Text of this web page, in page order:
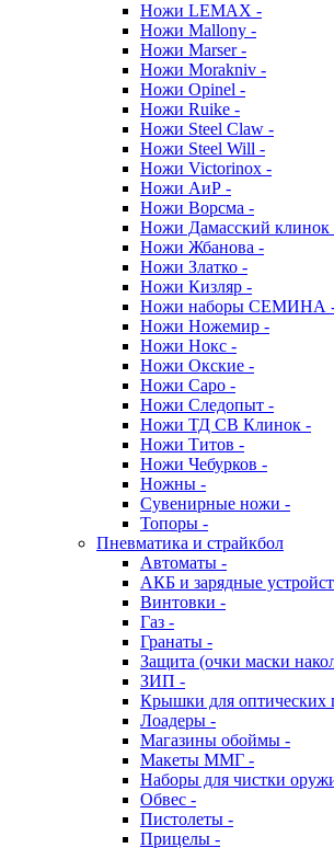
Ножи LEMAX -
Ножи Mallony -
Ножи Marser -
Ножи Morakniv -
Ножи Opinel -
Ножи Ruike -
Ножи Steel Claw -
Ножи Steel Will -
Ножи Victorinox -
Ножи АиР -
Ножи Ворсма -
Ножи Дамасский клинок
Ножи Жбанова -
Ножи Златко -
Ножи Кизляр -
Ножи наборы СЕМИНА
Ножи Ножемир -
Ножи Нокс -
Ножи Окские -
Ножи Саро -
Ножи Следопыт -
Ножи ТД СВ Клинок -
Ножи Титов -
Ножи Чебурков -
Ножны -
Сувенирные ножи -
Топоры -
Пневматика и страйкбол
Автоматы -
АКБ и зарядные
Винтовки -
Газ -
Гранаты -
Защита (очки маски
ЗИП -
Крышки для оптических
Лоадеры -
Магазины обоймы -
Макеты ММГ -
Наборы для чистки
Обвес -
Пистолеты -
Прицелы -